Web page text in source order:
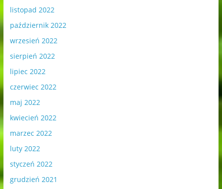
listopad 2022
październik 2022
wrzesień 2022
sierpień 2022
lipiec 2022
czerwiec 2022
maj 2022
kwiecień 2022
marzec 2022
luty 2022
styczeń 2022
grudzień 2021